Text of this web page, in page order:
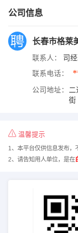
公司信息
长春市格莱
联系人： 司
联系电话：
公司地址：
街
温馨提示
1、本平台仅供信息发布，
2、请告知用人单位，是在